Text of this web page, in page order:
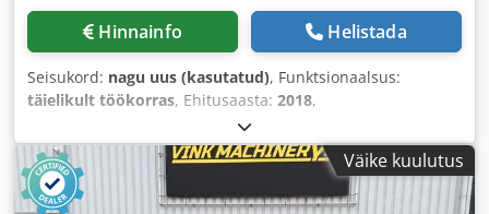
Hinnainfo Helistada
Seisukord: nagu uus (kasutatud), Funktsionaalsus:
täielikult töökorras, Ehitusaasta: 2018,
Väike kuulutus